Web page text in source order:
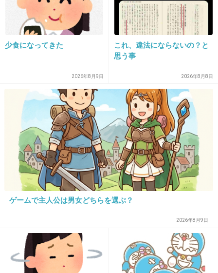
織姫と彦星の関係が理想的だよね
+9 -3
LINE交換とか飲みに行こうとかなるのが本当に
苦手
+16
36. 匿名2026/07/07(火) 21:24:08
プラスがたくさんですがもちのろん、逃げるんですよね？
あなたまさか嘘つきなのですか？
+1 -6
少食になってきた
2026年8月9日
これ、違法にならないの？と
思う事
2026年8月8日
ゲームで主人公は男女どちらを選ぶ？
2026年8月9日